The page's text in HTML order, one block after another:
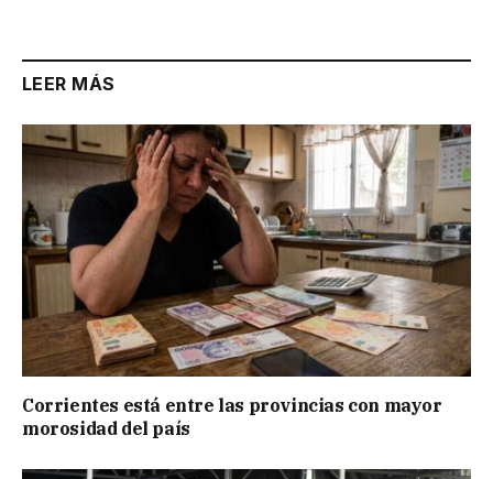
LEER MÁS
Corrientes está entre las provincias con mayor
morosidad del país